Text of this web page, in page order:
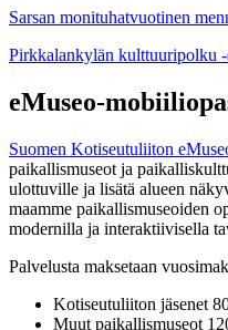
Sarsan monituhatvuotinen
Pirkkalankylän kulttuuripolku
eMuseo-
Suomen Kotiseutuliiton
paikallismuseot ja
ulottuville ja lisätä alueen
maamme paikallismuseoiden
modernilla ja interaktiivisella
Palvelusta maksetaan
Kotiseutuliiton jäsenet
Muut paikallismuseot